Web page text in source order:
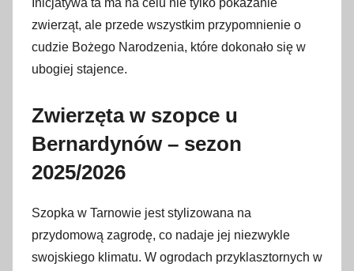
Inicjatywa ta ma na celu nie tylko pokazanie
zwierząt, ale przede wszystkim przypomnienie o
cudzie Bożego Narodzenia, które dokonało się w
ubogiej stajence.
Zwierzęta w szopce u
Bernardynów – sezon
2025/2026
Szopka w Tarnowie jest stylizowana na
przydomową zagrodę, co nadaje jej niezwykle
swojskiego klimatu. W ogrodach przyklasztornych w